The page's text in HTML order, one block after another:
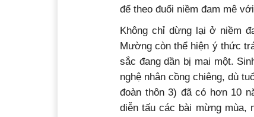
để theo đuổi niềm đam mê
Không chỉ dừng lại ở niềm
Mường còn thể hiện ý thức
sắc đang dần bị mai một.
nghệ nhân cồng chiêng, dù
đoàn thôn 3) đã có hơn 10
diễn tấu các bài mừng mùa,